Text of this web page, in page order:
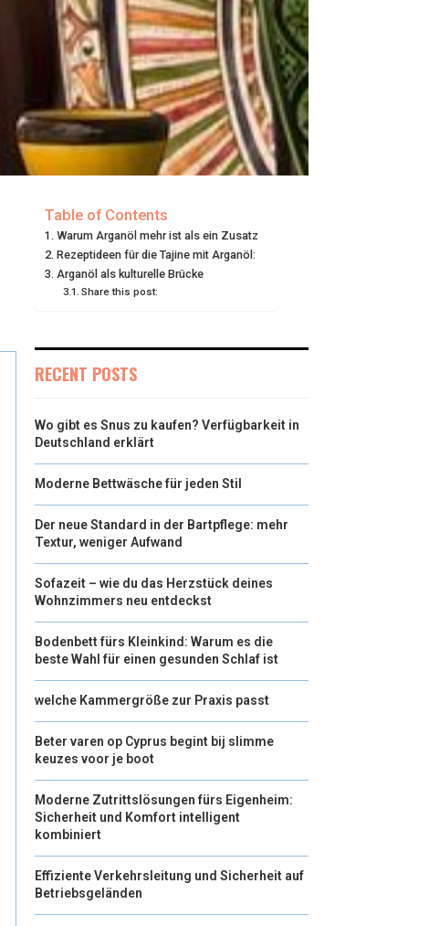
Table of Contents
Warum Arganöl mehr ist als ein Zusatz
Rezeptideen für die Tajine mit Arganöl:
Arganöl als kulturelle Brücke
Share this post:
RECENT POSTS
Wo gibt es Snus zu kaufen? Verfügbarkeit in
Deutschland erklärt
Moderne Bettwäsche für jeden Stil
Der neue Standard in der Bartpflege: mehr
Textur, weniger Aufwand
Sofazeit – wie du das Herzstück deines
Wohnzimmers neu entdeckst
Bodenbett fürs Kleinkind: Warum es die
beste Wahl für einen gesunden Schlaf ist
welche Kammergröße zur Praxis passt
Beter varen op Cyprus begint bij slimme
keuzes voor je boot
Moderne Zutrittslösungen fürs Eigenheim:
Sicherheit und Komfort intelligent
kombiniert
Effiziente Verkehrsleitung und Sicherheit auf
Betriebsgeländen